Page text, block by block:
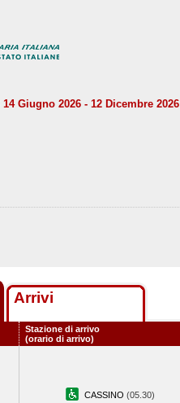
14 Giugno 2026 - 12 Dicembre 2026
Arrivi
Stazione di arrivo
(orario di arrivo)
CASSINO (05.30)